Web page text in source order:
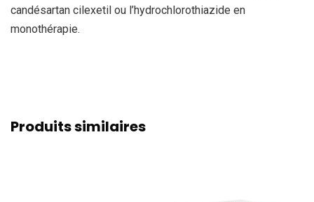
candésartan cilexetil ou l’hydrochlorothiazide en
monothérapie.
Produits similaires